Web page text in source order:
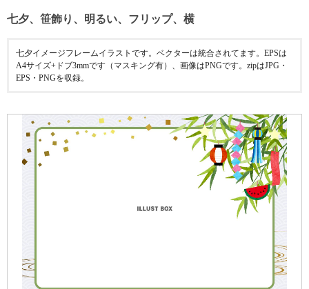
七夕、笹飾り、明るい、フリップ、横
七夕イメージフレームイラストです。ベクターは統合されてます。EPSは
A4サイズ+ドブ3mmです（マスキング有）、画像はPNGです。zipはJPG・
EPS・PNGを収録。